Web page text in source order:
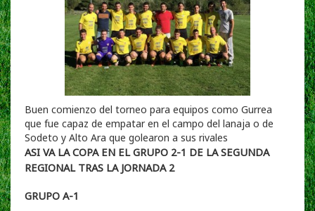
Buen comienzo del torneo para equipos como Gurrea
que fue capaz de empatar en el campo del lanaja o de
Sodeto y Alto Ara que golearon a sus rivales
ASI VA LA COPA EN EL GRUPO 2-1 DE LA SEGUNDA
REGIONAL TRAS LA JORNADA 2
GRUPO A-1